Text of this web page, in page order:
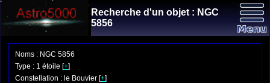
Recherche d'un objet : NGC
5856
Noms : NGC 5856
Type : 1 étoile [+]
Constellation : le Bouvier [+]